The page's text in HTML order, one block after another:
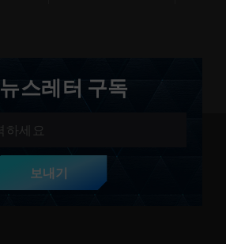
뉴스레터 구독
보내기